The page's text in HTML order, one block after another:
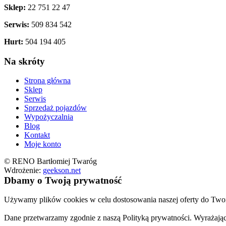
Sklep: 22 751 22 47
Serwis: 509 834 542
Hurt: 504 194 405
Na skróty
Strona główna
Sklep
Serwis
Sprzedaż pojazdów
Wypożyczalnia
Blog
Kontakt
Moje konto
© RENO Bartłomiej Twaróg
Wdrożenie: geekson.net
Dbamy o Twoją prywatność
Używamy plików cookies w celu dostosowania naszej oferty do
Dane przetwarzamy zgodnie z naszą Polityką prywatności.